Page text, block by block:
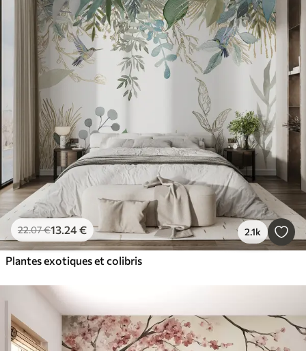
22.07€13.24€ 2.1k
Plantes exotiques et colibris